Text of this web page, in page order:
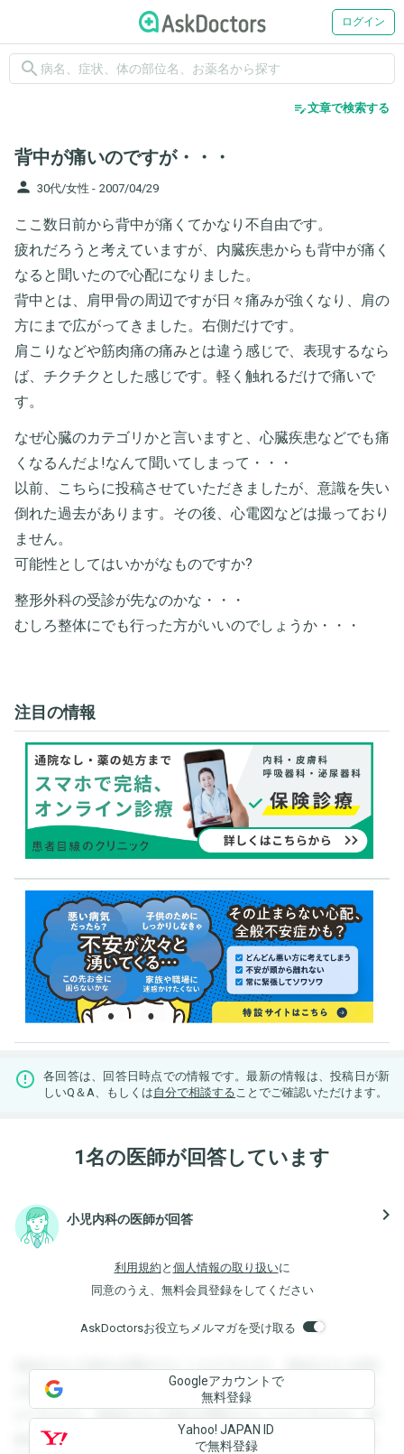
ログイン
search
edit_note文章で検索する
背中が痛いのですが・・・
person 30代/女性 - 2007/04/29
ここ数日前から背中が痛くてかなり不自由です。
疲れだろうと考えていますが、内臓疾患からも背中が痛く
なると聞いたので心配になりました。
背中とは、肩甲骨の周辺ですが日々痛みが強くなり、肩の
方にまで広がってきました。右側だけです。
肩こりなどや筋肉痛の痛みとは違う感じで、表現するなら
ば、チクチクとした感じです。軽く触れるだけで痛いで
す。
なぜ心臓のカテゴリかと言いますと、心臓疾患などでも痛
くなるんだよ!なんて聞いてしまって・・・
以前、こちらに投稿させていただきましたが、意識を失い
倒れた過去があります。その後、心電図などは撮っており
ません。
可能性としてはいかがなものですか?
整形外科の受診が先なのかな・・・
むしろ整体にでも行った方がいいのでしょうか・・・
注目の情報
各回答は、回答日時点での情報です。最新の情報は、投稿日が新
しいQ＆A、もしくは自分で相談する ことでご確認いただけます。
1名の医師が回答しています
小児内科の医師が回答 navigate_next
利用規約 と 個人情報の取り扱いに
同意のうえ、無料会員登録をしてください
AskDoctorsお役立ちメルマガを受け取る
登録すると回答を閲覧することができます。登録すると回答
を閲覧することができます。登録すると回答を閲覧すること
ができます。登録すると回答を閲覧することができます。登
録すると回答を閲覧することができます。登録すると回答を
Googleアカウントで
無料登録
Yahoo! JAPAN ID
で無料登録